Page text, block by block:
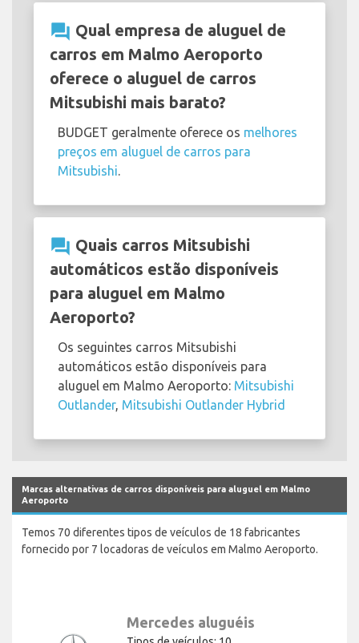
question_answer Qual empresa de aluguel de
carros em Malmo Aeroporto
oferece o aluguel de carros
Mitsubishi mais barato?
BUDGET geralmente oferece os melhores
preços em aluguel de carros para
Mitsubishi.
question_answer Quais carros Mitsubishi
automáticos estão disponíveis
para aluguel em Malmo
Aeroporto?
Os seguintes carros Mitsubishi
automáticos estão disponíveis para
aluguel em Malmo Aeroporto: Mitsubishi
Outlander, Mitsubishi Outlander Hybrid
Marcas alternativas de carros disponíveis para aluguel em Malmo
Aeroporto
Temos 70 diferentes tipos de veículos de 18 fabricantes
fornecido por 7 locadoras de veículos em Malmo Aeroporto.
Mercedes aluguéis